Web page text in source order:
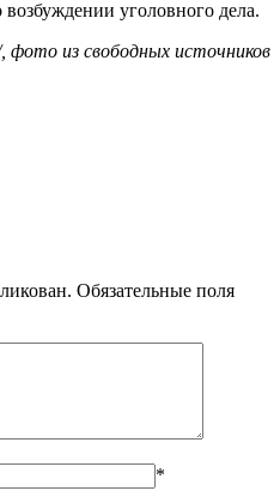
уголовного дела.
фото из свободных источников
Обязательные поля
*